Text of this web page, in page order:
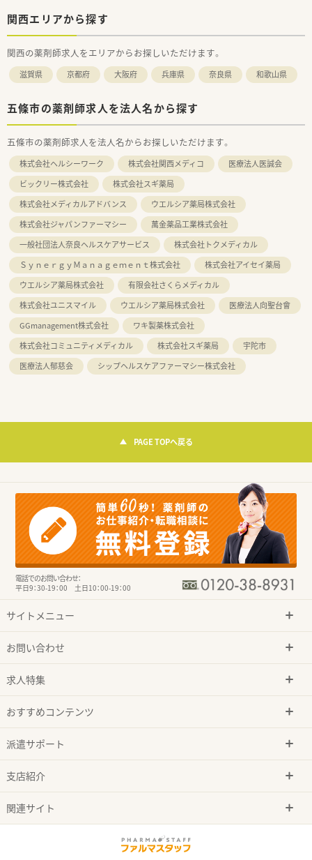
関西エリアから探す
関西の薬剤師求人をエリアからお探しいただけます。
滋賀県 京都府 大阪府 兵庫県 奈良県 和歌山県
五條市の薬剤師求人を法人名から探す
五條市の薬剤師求人を法人名からお探しいただけます。
株式会社ヘルシーワーク 株式会社関西メディコ
医療法人医誠会
ビックリー株式会社
株式会社スギ薬局
株式会社メディカルアドバンス
ウエルシア薬局株式会社
株式会社ジャパンファーマシー
萬金薬品工業株式会社
一般社団法人奈良ヘルスケアサービス
株式会社トクメディカル
ＳｙｎｅｒｇｙＭａｎａｇｅｍｅｎｔ株式会社
株式会社アイセイ薬局
ウエルシア薬局株式会社
有限会社さくらメディカル
株式会社ユニスマイル
ウエルシア薬局株式会社
医療法人向聖台會
GGmanagement株式会社
ワキ製薬株式会社
株式会社コミュニティメディカル
株式会社スギ薬局
宇陀市
医療法人郁慈会
シップヘルスケアファーマシー株式会社
PAGE TOPへ戻る
電話でのお問い合わせ：
平日9：30-19：00 土日10：00-19：00
サイトメニュー
お問い合わせ
求人特集
おすすめコンテンツ
派遣サポート
支店紹介
関連サイト